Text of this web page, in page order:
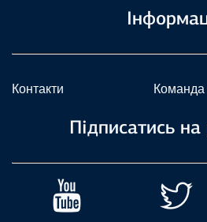
Контакти Команда
Підписатись